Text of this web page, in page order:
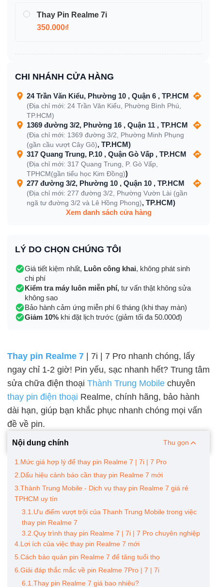
Thay Pin Realme 7i
350.000₫
CHI NHÁNH CỬA HÀNG
24 Trần Văn Kiểu, Phường 10 , Quận 6 , TP.HCM
(Địa chỉ mới: 24 Trần Văn Kiểu, Phường Bình Phú,
TP.HCM)
1369 đường 3/2, Phường 16 , Quận 11 , TP.HCM
(Địa chỉ mới: 1369 đường 3/2, Phường Minh Phụng
(gần cầu vượt Cây Gõ), TP.HCM)
317 Quang Trung, P.10 , Quận Gò Vấp , TP.HCM
(Địa chỉ mới: 317 Quang Trung, P. Gò Vấp,
TPHCM(gần tiểu học Kim Đồng))
277 đường 3/2, Phường 10 , Quận 10 , TP.HCM
(Địa chỉ mới: 277 đường 3/2, Phường Vườn Lài (gần
ngã tư đường 3/2 và Lê Hồng Phong), TP.HCM)
Xem danh sách cửa hàng
LÝ DO CHỌN CHÚNG TÔI
Giá tiết kiệm nhất, Luôn công khai, không phát sinh
chi phí
Kiểm tra máy luôn miễn phí, tư vấn thật không sửa
không sao
Bảo hành cảm ứng miễn phí 6 tháng (khi thay màn)
Giảm 10% khi đặt lịch trước (giảm tối đa 50.000đ)
Thay pin Realme 7 | 7i | 7 Pro nhanh chóng, lấy
ngay chỉ 1-2 giờ! Pin yếu, sạc nhanh hết? Trung tâm
sửa chữa điện thoại Thành Trung Mobile chuyên
thay pin điện thoại Realme, chính hãng, bảo hành
dài hạn, giúp bạn khắc phục nhanh chóng mọi vấn
đề về pin.
Nội dung chính Thu gọn
1.Mức giá hợp lý để thay pin Realme 7 | 7i | 7 Pro
2.Dấu hiệu cảnh báo cần thay pin Realme 7 mới
3.Thành Trung Mobile - Dịch vụ thay pin Realme 7 giá rẻ
TPHCM uy tín
3.1.Ưu điểm vượt trội của Thanh Trung Mobile trong việc
thay pin Realme 7
3.2.Quy trình thay pin Realme 7 | 7i | 7 Pro chuyên nghiệp
4.Lợi ích của việc thay pin Realme 7 mới
5.Cách bảo quản pin Realme 7 để tăng tuổi thọ
6.Giải đáp thắc mắc về pin Realme 7Pro | 7 | 7i
6.1.Thay pin Realme 7 giá bao nhiêu?